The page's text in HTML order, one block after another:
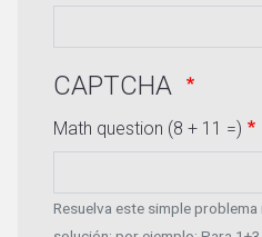
CAPTCHA
Math question (8 + 11 =)
Resuelva este simple